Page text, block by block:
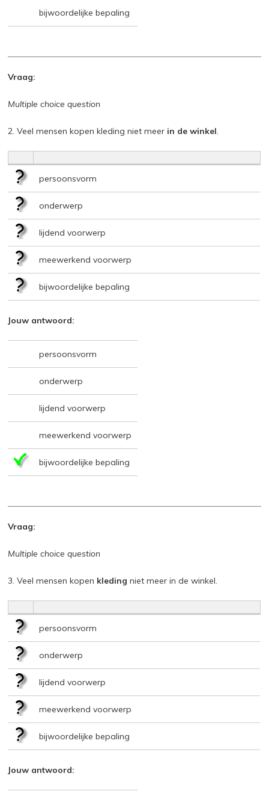
bijwoordelijke bepaling
Vraag:
Multiple choice question
2. Veel mensen kopen kleding niet meer in de winkel.
persoonsvorm
onderwerp
lijdend voorwerp
meewerkend voorwerp
bijwoordelijke bepaling
Jouw antwoord:
persoonsvorm
onderwerp
lijdend voorwerp
meewerkend voorwerp
bijwoordelijke bepaling
Vraag:
Multiple choice question
3. Veel mensen kopen kleding niet meer in de winkel.
persoonsvorm
onderwerp
lijdend voorwerp
meewerkend voorwerp
bijwoordelijke bepaling
Jouw antwoord: